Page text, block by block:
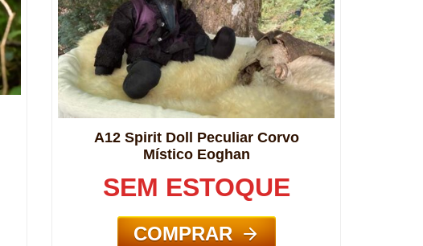
A12 Spirit Doll Peculiar Corvo
Místico Eoghan
SEM ESTOQUE
COMPRAR